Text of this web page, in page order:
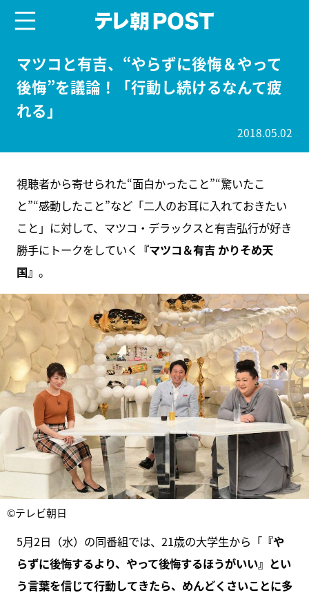
マツコと有吉、“やらずに後悔＆やって
後悔”を議論！「行動し続けるなんて疲
れる」
2018.05.02
視聴者から寄せられた“面白かったこと”“驚いたこ
と”“感動したこと”など「二人のお耳に入れておきたい
こと」に対して、マツコ・デラックスと有吉弘行が好き
勝手にトークをしていく 『マツコ＆有吉 かりそめ天
国』 。
©テレビ朝日
5月2日（水）の同番組では、21歳の大学生から「『や
らずに後悔するより、やって後悔するほうがいい』とい
う言葉を信じて行動してきたら、めんどくさいことに多